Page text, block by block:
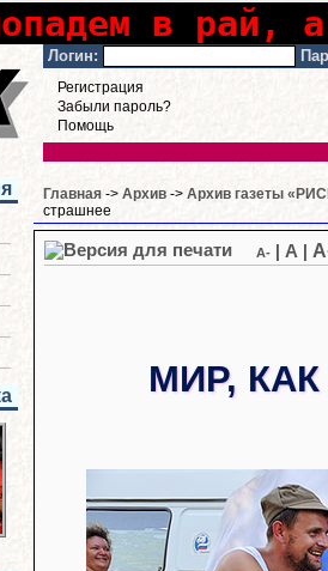
в рай,
Логин:
Регистрация
Забыли пароль?
Помощь
Главная -> Архив -> Архив газеты
страшнее
A- A
МИР,